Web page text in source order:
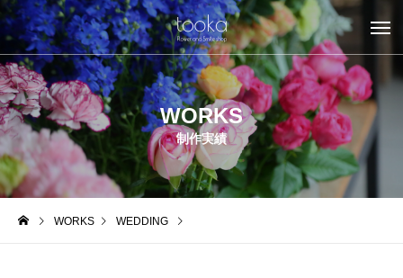
WORKS
制作実績
WORKS WEDDING